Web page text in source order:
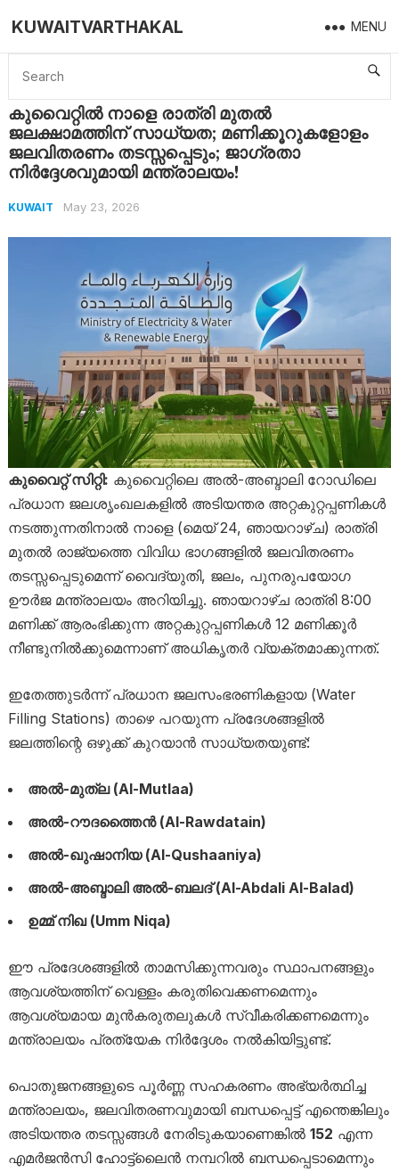
KUWAITVARTHAKAL MENU
Home Kuwait കുവൈറ്റിൽ നാളെ രാത്രി മുതൽ ജലക്ഷാമത്തിന് സാധ്യത; മണിക്കൂറുകളോളം ജലവിതരണം തടസ്സപ്പെടും; ജാഗ്രതാ നിർദ്ദേശവുമായി മന്ത്രാലയം!
കുവൈറ്റിൽ നാളെ രാത്രി മുതൽ
ജലക്ഷാമത്തിന് സാധ്യത; മണിക്കൂറുകളോളം
ജലവിതരണം തടസ്സപ്പെടും; ജാഗ്രതാ
നിർദ്ദേശവുമായി മന്ത്രാലയം!
KUWAIT May 23, 2026
കുവൈറ്റ് സിറ്റി: കുവൈറ്റിലെ അൽ-അബ്ദാലി റോഡിലെ
പ്രധാന ജലശൃംഖലകളിൽ അടിയന്തര അറ്റകുറ്റപ്പണികൾ
നടത്തുന്നതിനാൽ നാളെ (മെയ് 24, ഞായറാഴ്ച) രാത്രി
മുതൽ രാജ്യത്തെ വിവിധ ഭാഗങ്ങളിൽ ജലവിതരണം
തടസ്സപ്പെടുമെന്ന് വൈദ്യുതി, ജലം, പുനരുപയോഗ
ഊർജ മന്ത്രാലയം അറിയിച്ചു. ഞായറാഴ്ച രാത്രി 8:00
മണിക്ക് ആരംഭിക്കുന്ന അറ്റകുറ്റപ്പണികൾ 12 മണിക്കൂർ
നീണ്ടുനിൽക്കുമെന്നാണ് അധികൃതർ വ്യക്തമാക്കുന്നത്.
ഇതേത്തുടർന്ന് പ്രധാന ജലസംഭരണികളായ (Water
Filling Stations) താഴെ പറയുന്ന പ്രദേശങ്ങളിൽ
ജലത്തിന്റെ ഒഴുക്ക് കുറയാൻ സാധ്യതയുണ്ട്:
അൽ-മുത്‌ല (Al-Mutlaa)
അൽ-റൗദത്തൈൻ (Al-Rawdatain)
അൽ-ഖുഷാനിയ (Al-Qushaaniya)
അൽ-അബ്ദാലി അൽ-ബലദ് (Al-Abdali Al-Balad)
ഉമ്മ് നിഖ (Umm Niqa)
ഈ പ്രദേശങ്ങളിൽ താമസിക്കുന്നവരും സ്ഥാപനങ്ങളും
ആവശ്യത്തിന് വെള്ളം കരുതിവെക്കണമെന്നും
ആവശ്യമായ മുൻകരുതലുകൾ സ്വീകരിക്കണമെന്നും
മന്ത്രാലയം പ്രത്യേക നിർദ്ദേശം നൽകിയിട്ടുണ്ട്.
പൊതുജനങ്ങളുടെ പൂർണ്ണ സഹകരണം അഭ്യർത്ഥിച്ച
മന്ത്രാലയം, ജലവിതരണവുമായി ബന്ധപ്പെട്ട് എന്തെങ്കിലും
അടിയന്തര തടസ്സങ്ങൾ നേരിടുകയാണെങ്കിൽ 152 എന്ന
എമർജൻസി ഹോട്ട്‌ലൈൻ നമ്പറിൽ ബന്ധപ്പെടാമെന്നും